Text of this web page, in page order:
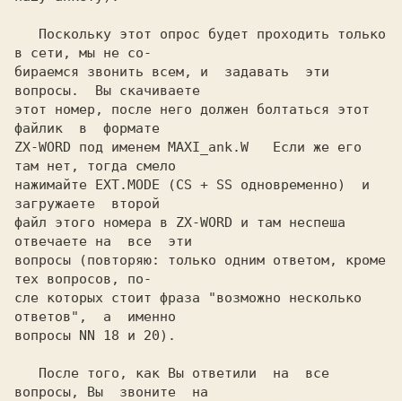
в сети, мы не со-
бираемся звонить всем, и  задавать  эти
вопросы.  Вы скачиваете
этот номер, после него должен болтаться этот
файлик  в  формате
ZX-WORD под именем MAXI_ank.W   Если же его
там нет, тогда смело
нажимайте EXT.MODE (CS + SS одновременно)  и
загружаете  второй
файл этого номера в ZX-WORD и там неспеша
отвечаете на  все  эти
вопросы (повторяю: только одним ответом, кроме
тех вопросов, по-
сле которых стоит фраза "возможно несколько
ответов",  а  именно
вопросы NN 18 и 20).
вопросы, Вы  звоните  на